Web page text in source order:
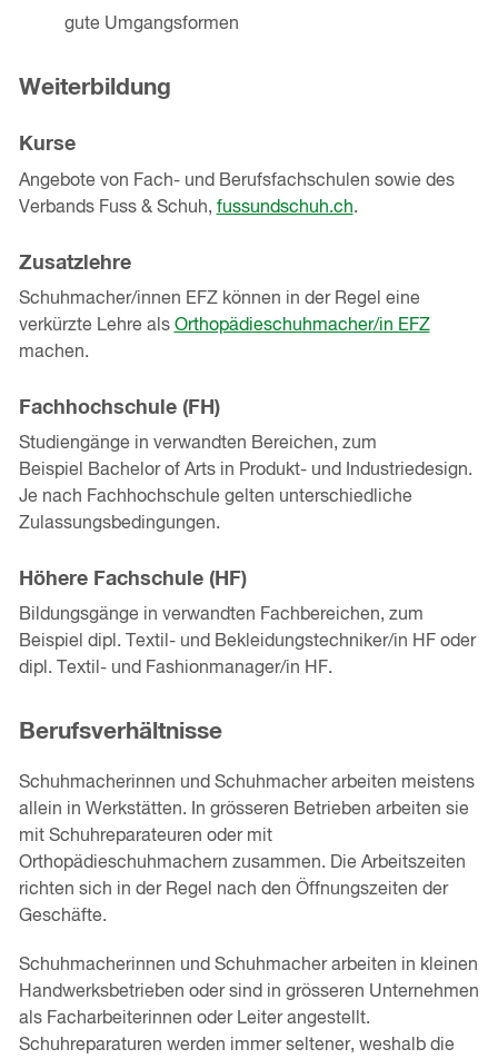
gute Umgangsformen
Weiterbildung
Kurse
Angebote von Fach- und Berufsfachschulen sowie des
Verbands Fuss & Schuh, fussundschuh.ch.
Zusatzlehre
Schuhmacher/innen EFZ können in der Regel eine
verkürzte Lehre als Orthopädieschuhmacher/in EFZ
machen.
Fachhochschule (FH)
Studiengänge in verwandten Bereichen, zum
Beispiel Bachelor of Arts in Produkt- und Industriedesign.
Je nach Fachhochschule gelten unterschiedliche
Zulassungsbedingungen.
Höhere Fachschule (HF)
Bildungsgänge in verwandten Fachbereichen, zum
Beispiel dipl. Textil- und Bekleidungstechniker/in HF oder
dipl. Textil- und Fashionmanager/in HF.
Berufsverhältnisse
Schuhmacherinnen und Schuhmacher arbeiten meistens
allein in Werkstätten. In grösseren Betrieben arbeiten sie
mit Schuhreparateuren oder mit
Orthopädieschuhmachern zusammen. Die Arbeitszeiten
richten sich in der Regel nach den Öffnungszeiten der
Geschäfte.
Schuhmacherinnen und Schuhmacher arbeiten in kleinen
Handwerksbetrieben oder sind in grösseren Unternehmen
als Facharbeiterinnen oder Leiter angestellt.
Schuhreparaturen werden immer seltener, weshalb die